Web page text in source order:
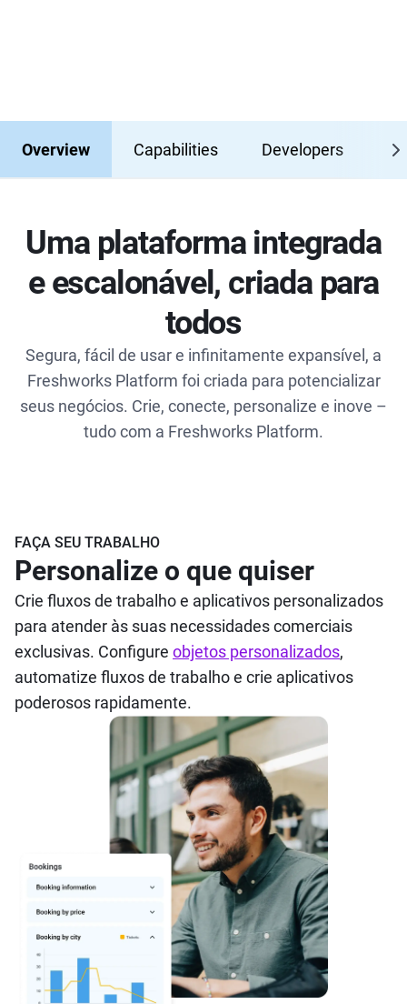
Overview Capabilities Developers
Uma plataforma integrada
e escalonável, criada para
todos
Segura, fácil de usar e infinitamente expansível, a
Freshworks Platform foi criada para potencializar
seus negócios. Crie, conecte, personalize e inove –
tudo com a Freshworks Platform.
FAÇA SEU TRABALHO
Personalize o que quiser
Crie fluxos de trabalho e aplicativos personalizados
para atender às suas necessidades comerciais
exclusivas. Configure objetos personalizados,
automatize fluxos de trabalho e crie aplicativos
poderosos rapidamente.